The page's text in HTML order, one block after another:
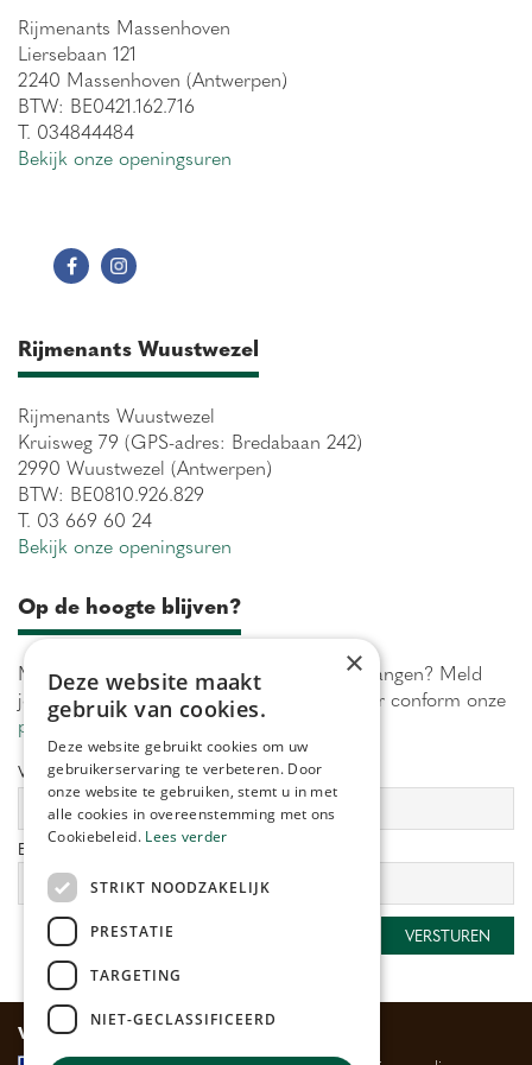
Rijmenants Massenhoven
Liersebaan 121
2240 Massenhoven (Antwerpen)
BTW: BE0421.162.716
T. 034844484
Bekijk onze openingsuren
Rijmenants Wuustwezel
Rijmenants Wuustwezel
Kruisweg 79 (GPS-adres: Bredabaan 242)
2990 Wuustwezel (Antwerpen)
BTW: BE0810.926.829
T. 03 669 60 24
Bekijk onze openingsuren
Op de hoogte blijven?
Maximaal 1 keer per week onze acties ontvangen? Meld
je aan! Wij verwerken jouw gegevens secuur conform onze
privacy policy.
Voornaam: Achternaam:
E-mailadres:
Veilig betalen
×
Deze website maakt
gebruik van cookies.
Deze website gebruikt cookies om uw
gebruikerservaring te verbeteren. Door
onze website te gebruiken, stemt u in met
alle cookies in overeenstemming met ons
Cookiebeleid. Lees verder
STRIKT NOODZAKELIJK
PRESTATIE
TARGETING
NIET-GECLASSIFICEERD